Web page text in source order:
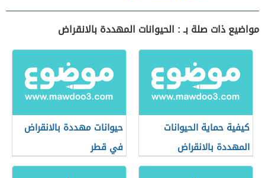
مواضيع ذات صلة بـ : الحيوانات المهددة بالانقراض
كيفية حماية الحيوانات
المهددة بالانقراض
حيوانات مهددة بالانقراض
في قطر